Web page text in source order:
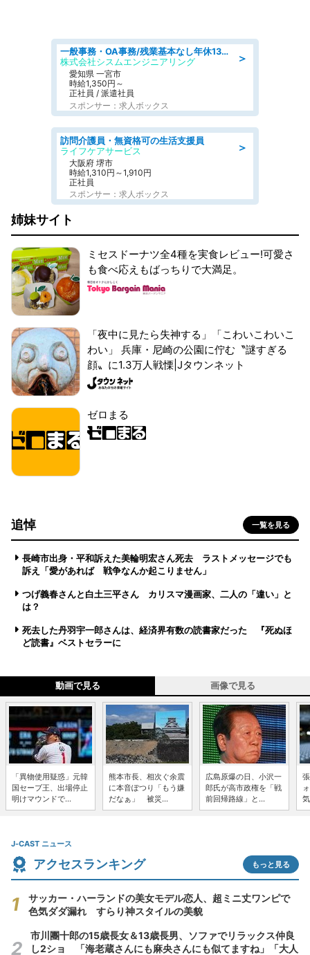
＞
一般事務・OA事務/残業基本なし年休130日社保完備の一般・調達事務
株式会社シスムエンジニアリング
愛知県 一宮市
時給1,350円～
正社員 / 派遣社員
スポンサー：求人ボックス
＞
訪問介護員・無資格可の生活支援員
ライフケアサービス
大阪府 堺市
時給1,310円～1,910円
正社員
スポンサー：求人ボックス
姉妹サイト
ミセスドーナツ全4種を実食レビュー!可愛さ
も食べ応えもばっちりで大満足。
「夜中に見たら失神する」「こわいこわいこ
わい」 兵庫・尼崎の公園に佇む〝謎すぎる
顔〟に1.3万人戦慄|Jタウンネット
ゼロまる
追悼 一覧を見る
長崎市出身・平和訴えた美輪明宏さん死去 ラストメッセージでも
訴え「愛があれば 戦争なんか起こりません」
つげ義春さんと白土三平さん カリスマ漫画家、二人の「違い」と
は？
死去した丹羽宇一郎さんは、経済界有数の読書家だった 『死ぬほ
ど読書』ベストセラーに
動画で見る 画像で見る
「異物使用疑惑」元韓
国セーブ王、出場停止
明けマウンドで...
熊本市長、相次ぐ余震
に本音ぽつり「もう嫌
だなぁ」 被災...
広島原爆の日、小沢一
郎氏が高市政権を「戦
前回帰路線」と...
J-CAST ニュース
アクセスランキング もっと見る
サッカー・ハーランドの美女モデル恋人、超ミニ丈ワンピで
色気ダダ漏れ すらり神スタイルの美貌
市川團十郎の15歳長女＆13歳長男、ソファでリラックス仲良
し2ショ 「海老蔵さんにも麻央さんにも似てますね」「大人